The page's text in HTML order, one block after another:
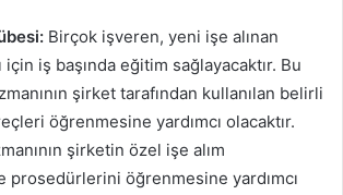
Birçok işveren, yeni işe alınan
iş başında eğitim sağlayacaktır. Bu
şirket tarafından kullanılan belirli
öğrenmesine yardımcı olacaktır.
şirketin özel işe alım
prosedürlerini öğrenmesine yardımcı